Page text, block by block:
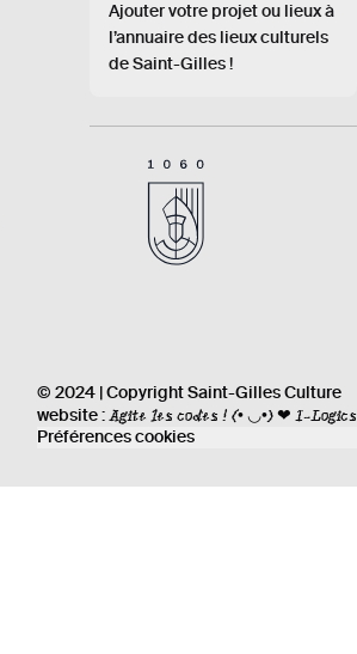
Ajouter votre projet ou lieux à
l’annuaire des lieux culturels
de Saint-Gilles !
© 2024 | Copyright Saint-Gilles Culture
website :Agite les codes ! (• ◡•) ❤ I-Logics
Préférences cookies